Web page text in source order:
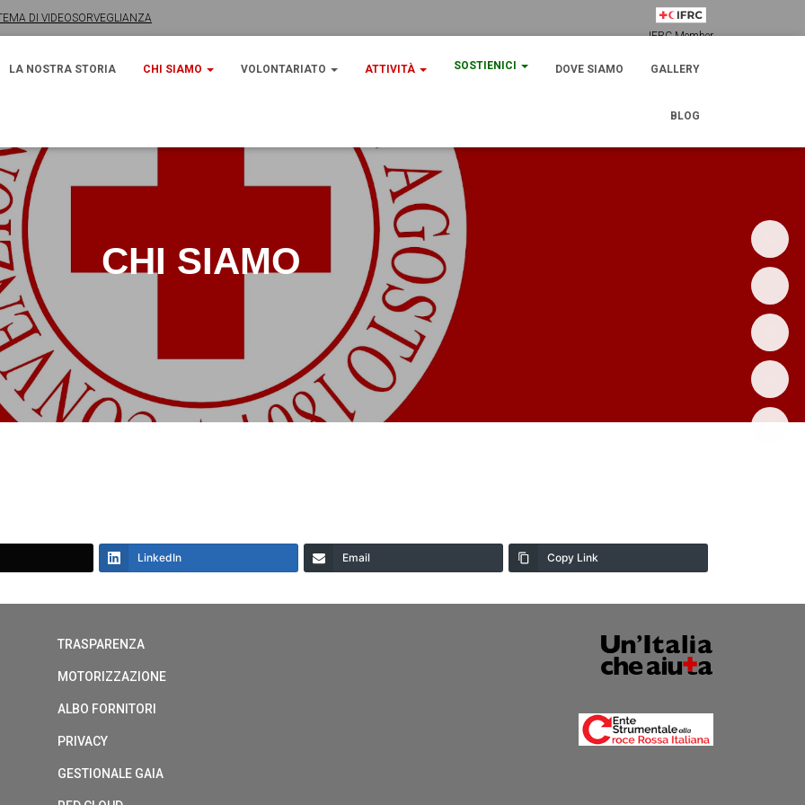
IFRC Member
DI VIDEOSORVEGLIANZA
LA NOSTRA STORIA
CHI SIAMO VOLONTARIATO ATTIVITÀ SOSTIENICI DOVE SIAMO GALLERY
BLOG
CHI SIAMO
LinkedIn Email Copy Link
TRASPARENZA
MOTORIZZAZIONE
ALBO FORNITORI
PRIVACY
GESTIONALE GAIA